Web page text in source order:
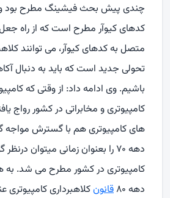
چندی پیش بحث فیشینگ مطرح بود
کدهای کیوآر مطرح است که از راه
متصل به کدهای کیوآر، می توانند
تحولی جدید است که باید به دنبال
باشیم. وی ادامه داد: از وقتی که
کامپیوتری و مخابراتی در کشور رواج
های کامپیوتری هم با گسترش مواجه
دهه ۷۰ را بعنوان زمانی میتوان
کامپیوتری در کشور مطرح می شد. به
دهه ۸۰
قانونکلاهبرداری کامپیوتری